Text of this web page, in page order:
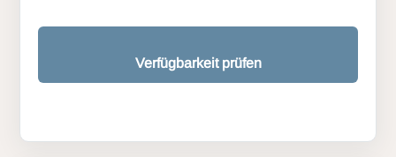
Verfügbarkeit prüfen